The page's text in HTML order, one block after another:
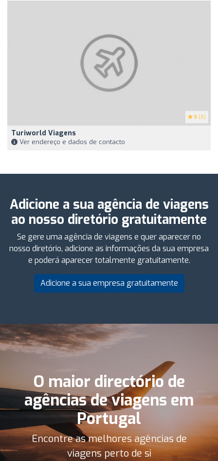
5 (8)
Turiworld Viagens
Ver endereço e dados de contacto
Adicione a sua agência de viagens
ao nosso diretório gratuitamente
Se gere uma agência de viagens e quer aparecer no
nosso diretório, adicione as informações da sua empresa
e poderá aparecer totalmente gratuitamente.
Adicione a sua empresa gratuitamente
O maior directório de
agências de viagens em
Portugal
Encontre as melhores agências de
viagens perto de si